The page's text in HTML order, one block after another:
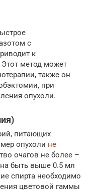
с
к
метод может
также он
при
опухоли.
питающих
опухоли не
очагов не более –
быть выше 0.5 мл
спирта необходимо
цветовой гаммы